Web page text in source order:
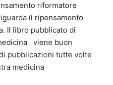
riformatore
il ripensamento
Il libro pubblicato di
viene buon
pubblicazioni tutte volte
medicina